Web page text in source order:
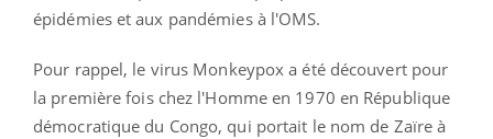
épidémies et aux pandémies à l'OMS.
Pour rappel, le virus Monkeypox a été découvert pour
la première fois chez l'Homme en 1970 en République
démocratique du Congo, qui portait le nom de Zaïre à